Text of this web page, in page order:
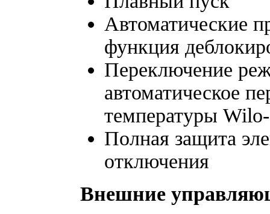
Автоматические
функция
Переключение
автоматическое
температуры
Полная защита
отключения
Внешние